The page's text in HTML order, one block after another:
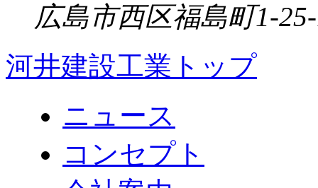
広島市西区福島町1-
河井建設工業トップ
ニュース
コンセプト